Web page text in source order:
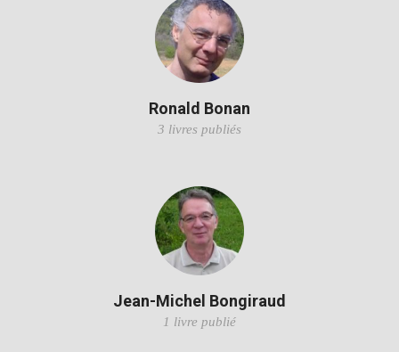
Ronald Bonan
3 livres publiés
Jean-Michel Bongiraud
1 livre publié